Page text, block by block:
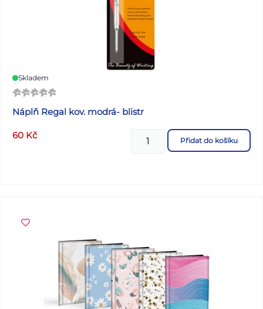
Skladem
Náplň Regal kov. modrá- blistr
60 Kč Přidat do košíku